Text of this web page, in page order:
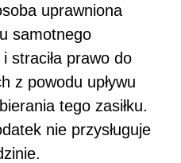
uprawniona
samotnego
straciła prawo do
z powodu upływu
tego zasiłku.
nie przysługuje